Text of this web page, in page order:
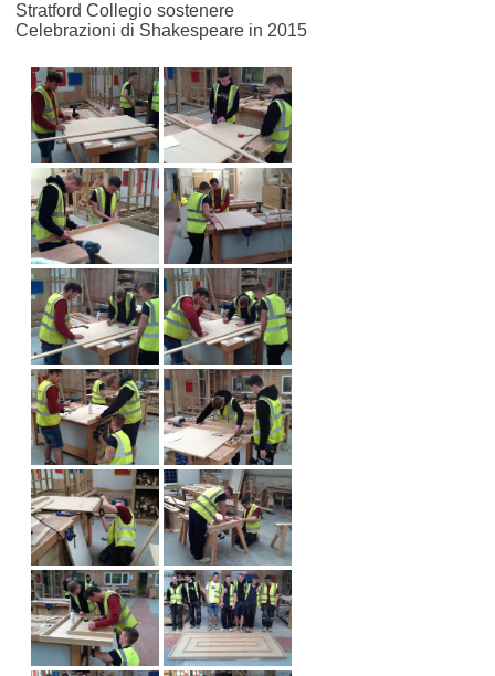
Stratford Collegio sostenere
Celebrazioni di Shakespeare in 2015